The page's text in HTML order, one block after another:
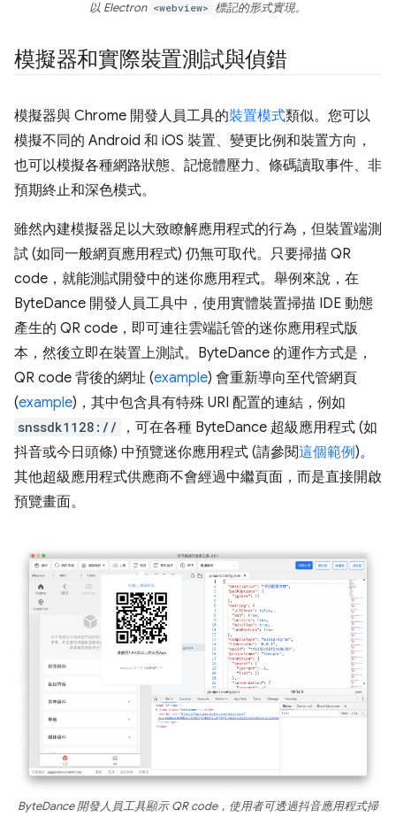
以 Electron <webview> 標記的形式實現。
模擬器和實際裝置測試與偵錯
模擬器與 Chrome 開發人員工具的裝置模式類似。您可以
模擬不同的 Android 和 iOS 裝置、變更比例和裝置方向，
也可以模擬各種網路狀態、記憶體壓力、條碼讀取事件、非
預期終止和深色模式。
雖然內建模擬器足以大致瞭解應用程式的行為，但裝置端測
試 (如同一般網頁應用程式) 仍無可取代。只要掃描 QR
code，就能測試開發中的迷你應用程式。舉例來說，在
ByteDance 開發人員工具中，使用實體裝置掃描 IDE 動態
產生的 QR code，即可連往雲端託管的迷你應用程式版
本，然後立即在裝置上測試。ByteDance 的運作方式是，
QR code 背後的網址 (example) 會重新導向至代管網頁
(example)，其中包含具有特殊 URI 配置的連結，例如
snssdk1128://
，可在各種 ByteDance 超級應用程式 (如
抖音或今日頭條) 中預覽迷你應用程式 (請參閱這個範例)。
其他超級應用程式供應商不會經過中繼頁面，而是直接開啟
預覽畫面。
ByteDance 開發人員工具顯示 QR code，使用者可透過抖音應用程式掃